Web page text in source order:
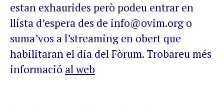
estan exhaurides però podeu entrar en
llista d’espera des de info@ovim.org o
suma’vos a l’streaming en obert que
habilitaran el dia del Fòrum. Trobareu més
informació al web